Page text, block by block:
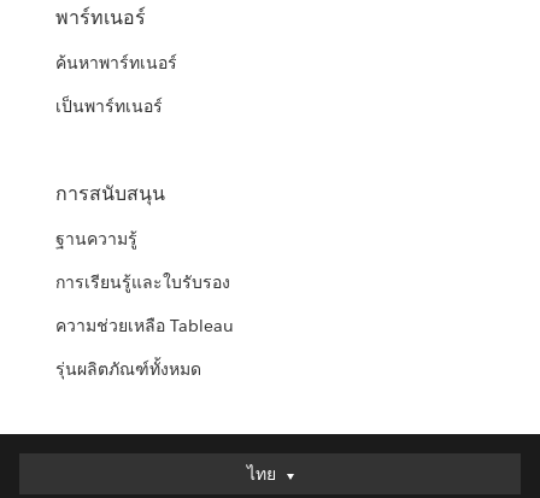
พาร์ทเนอร์
ค้นหาพาร์ทเนอร์
เป็นพาร์ทเนอร์
การสนับสนุน
ฐานความรู้
การเรียนรู้และใบรับรอง
ความช่วยเหลือ Tableau
รุ่นผลิตภัณฑ์ทั้งหมด
ไทย
ไทย